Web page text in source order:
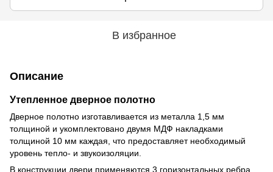
В избранное
Описание
Утепленное дверное полотно
Дверное полотно изготавливается из металла 1,5 мм
толщиной и укомплектовано двумя МДФ накладками
толщиной 10 мм каждая, что предоставляет необходимый
уровень тепло- и звукоизоляции.
В конструкции двери применяются 3 горизонтальных ребра